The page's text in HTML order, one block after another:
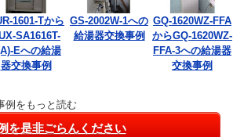
1601-Tから
SA1616T-
Eへの給湯
器交換事例
GS-2002W-1への
給湯器交換事例
GQ-1620WZ-FFA
からGQ-1620WZ-
FFA-3への給湯器
交換事例
例をもっと読む
を是非ごらんください